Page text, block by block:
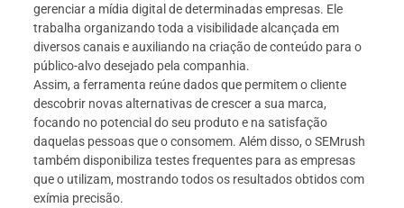
gerenciar a mídia digital de determinadas empresas. Ele
trabalha organizando toda a visibilidade alcançada em
diversos canais e auxiliando na criação de conteúdo para o
público-alvo desejado pela companhia.
Assim, a ferramenta reúne dados que permitem o cliente
descobrir novas alternativas de crescer a sua marca,
focando no potencial do seu produto e na satisfação
daquelas pessoas que o consomem. Além disso, o SEMrush
também disponibiliza testes frequentes para as empresas
que o utilizam, mostrando todos os resultados obtidos com
exímia precisão.